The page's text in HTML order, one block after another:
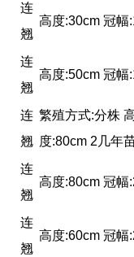
连
翘
高度:30cm 冠幅
连
翘
高度:50cm 冠幅
连
翘
繁殖方式:分株
度:80cm 2几年
连
翘
高度:80cm 冠幅
连
翘
高度:60cm 冠幅